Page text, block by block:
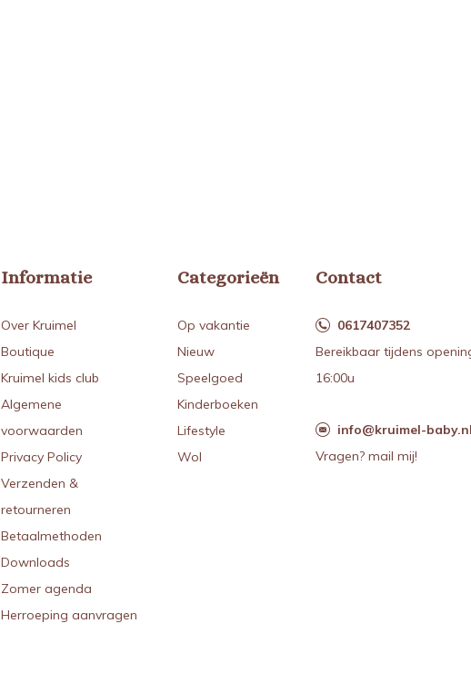
Informatie
Over Kruimel
Boutique
Kruimel kids club
Algemene
voorwaarden
Privacy Policy
Verzenden &
retourneren
Betaalmethoden
Downloads
Zomer agenda
Herroeping aanvragen
Categorieën
Op vakantie
Nieuw
Speelgoed
Kinderboeken
Lifestyle
Wol
Contact
0617407352
Bereikbaar tijdens
16:00u
info@kruimel-baby.nl
Vragen? mail mij!